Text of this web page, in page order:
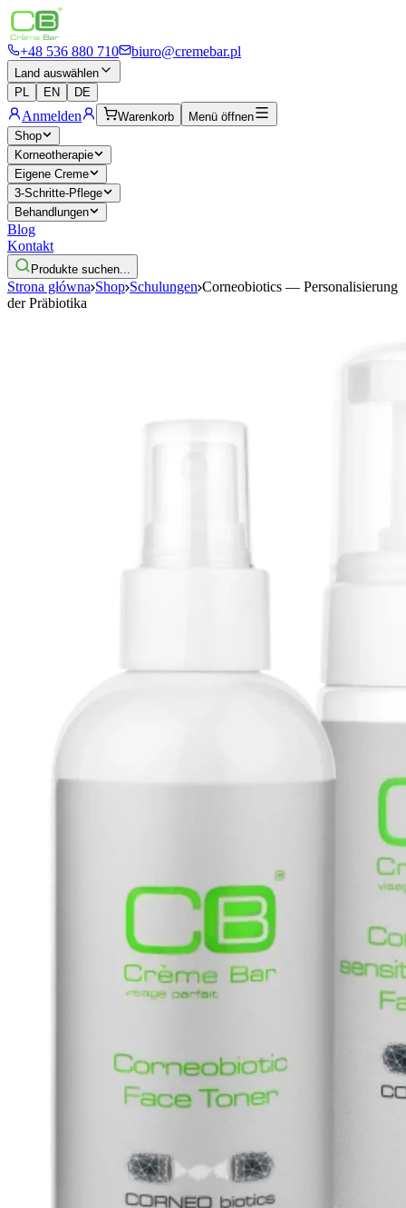
+48 536 880 710 biuro@cremebar.pl
Land auswählen
PL
EN DE
Anmelden Warenkorb
Menü öffnen
Shop
Korneotherapie
Eigene Creme
3-Schritte-Pflege
Behandlungen
Blog
Kontakt
Produkte suchen...
Strona główna Shop Schulungen Corneobiotics — Personalisierung
der Präbiotika